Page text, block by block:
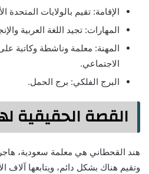
الإقامة: تقيم بالولايات المتحدة
المهارات: تجيد اللغة العربية
المهنة: معلمة وناشطة وكاتبة
الاجتماعي.
البرج الفلكي: برج الحمل.
القصة الحقيقية
هند القحطاني هي معلمة سعودية،
وتقيم هناك بشكل دائم، ويتابعها آلاف